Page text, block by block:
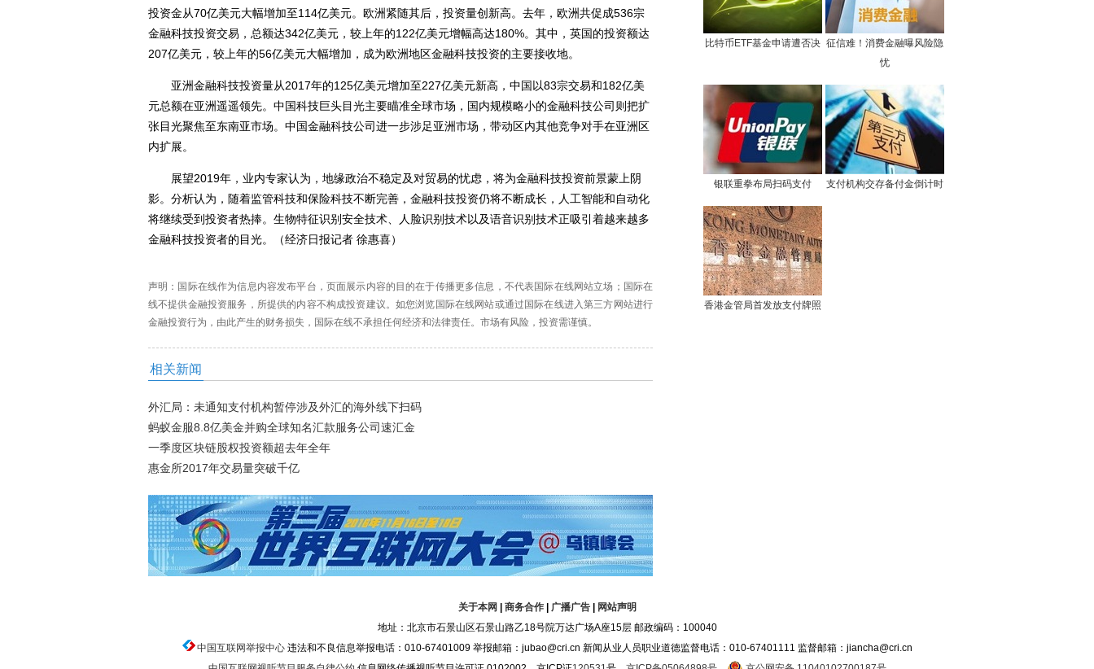
投资金从70亿美元大幅增加至114亿美元。欧洲紧随其后，投资量创新高。去年，欧洲共促成536宗
金融科技投资交易，总额达342亿美元，较上年的122亿美元增幅高达180%。其中，英国的投资额达
207亿美元，较上年的56亿美元大幅增加，成为欧洲地区金融科技投资的主要接收地。
亚洲金融科技投资量从2017年的125亿美元增加至227亿美元新高，中国以83宗交易和182亿美
元总额在亚洲遥遥领先。中国科技巨头目光主要瞄准全球市场，国内规模略小的金融科技公司则把扩
张目光聚焦至东南亚市场。中国金融科技公司进一步涉足亚洲市场，带动区内其他竞争对手在亚洲区
内扩展。
展望2019年，业内专家认为，地缘政治不稳定及对贸易的忧虑，将为金融科技投资前景蒙上阴
影。分析认为，随着监管科技和保险科技不断完善，金融科技投资仍将不断成长，人工智能和自动化
将继续受到投资者热捧。生物特征识别安全技术、人脸识别技术以及语音识别技术正吸引着越来越多
金融科技投资者的目光。（经济日报记者 徐惠喜）
声明：国际在线作为信息内容发布平台，页面展示内容的目的在于传播更多信息，不代表国际在线网站立场；国际在
线不提供金融投资服务，所提供的内容不构成投资建议。如您浏览国际在线网站或通过国际在线进入第三方网站进行
金融投资行为，由此产生的财务损失，国际在线不承担任何经济和法律责任。市场有风险，投资需谨慎。
相关新闻
外汇局：未通知支付机构暂停涉及外汇的海外线下扫码
蚂蚁金服8.8亿美金并购全球知名汇款服务公司速汇金
一季度区块链股权投资额超去年全年
惠金所2017年交易量突破千亿
比特币ETF基金申请遭否决 征信难！消费金融曝风险隐
忧
银联重拳布局扫码支付 支付机构交存备付金倒计时
香港金管局首发放支付牌照
关于本网 商务合作| 广播广告|
网站声明
地址：北京市石景山区石景山路乙18号院万达广场A座15层 邮政编码：100040
中国互联网举报中心违法和不良信息举报电话：010-67401009 举报邮箱：jubao@cri.cn 新闻从业人员职业道德监督电话：010-67401111 监督邮箱：jiancha@cri.cn